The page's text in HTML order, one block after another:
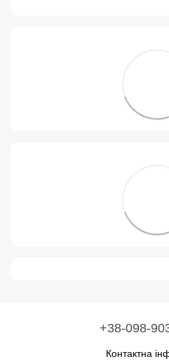
+38-098-
Контактна